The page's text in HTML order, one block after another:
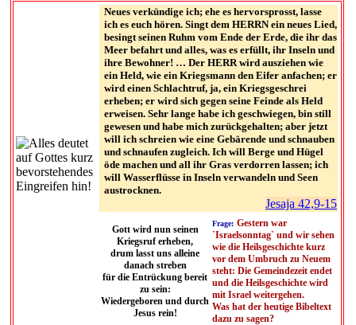
Neues verkündige ich; ehe es hervorsprosst, lasse
ich es euch hören. Singt dem HERRN ein neues Lied,
besingt seinen Ruhm vom Ende der Erde, die ihr das
Meer befahrt und alles, was es erfüllt, ihr Inseln und
ihre Bewohner! … Der HERR wird ausziehen wie
ein Held, wie ein Kriegsmann den Eifer anfachen; er
wird einen Schlachtruf, ja, ein Kriegsgeschrei
erheben; er wird sich gegen seine Feinde als Held
erweisen. Sehr lange habe ich geschwiegen, bin still
gewesen und habe mich zurückgehalten; aber jetzt
will ich schreien wie eine Gebärende und schnauben
und schnaufen zugleich. Ich will Berge und Hügel
öde machen und all ihr Gras verdorren lassen; ich
will Wasserflüsse in Inseln verwandeln und Seen
austrocknen.
Jesaja 42,9-15
Gott wird nun seinen
Kriegsruf erheben,
drum lasst uns alleine
danach streben
für die Entrückung bereit
zu sein:
Wiedergeboren und durch
Jesus rein!
Frage: Gestern war
`Israelsonntag` und wir sehen
wie die Heilsgeschichte kurz
vor dem Umbruch zu Neuem
steht: Die Gemeindezeit endet
und die Heilsgeschichte wird
mit Israel weitergehen.
Was hat der heutige Bibeltext
dazu zu sagen?